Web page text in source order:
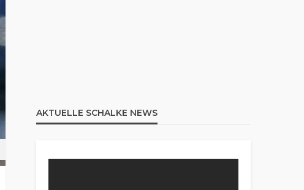
AKTUELLE SCHALKE NEWS